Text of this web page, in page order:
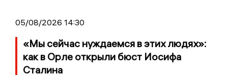
05/08/2026 14:30
«Мы сейчас нуждаемся в этих людях»:
как в Орле открыли бюст Иосифа
Сталина